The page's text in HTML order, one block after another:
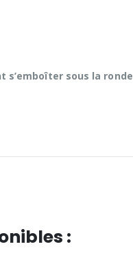
s’emboîter sous la ronde
: